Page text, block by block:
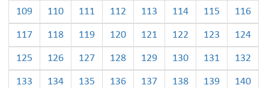
109 110 111 112 113 114 115 116
117 118 119 120 121 122 123 124
125 126 127 128 129 130 131 132
133 134 135 136 137 138 139 140